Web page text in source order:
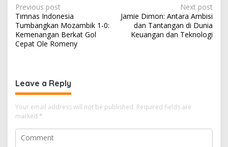
P
o
s
t
a
v
i
g
a
Previous post
Timnas Indonesia
Tumbangkan Mozambik 1-0:
Kemenangan Berkat Gol
Cepat Ole Romeny
Next post
Jamie Dimon: Antara Ambisi
dan Tantangan di Dunia
Keuangan dan Teknologi
Leave a Reply
Your email address will not be published. Required fields are
marked *